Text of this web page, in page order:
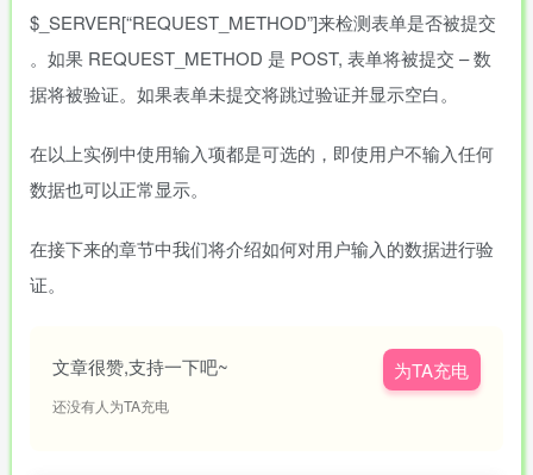
$_SERVER[“REQUEST_METHOD”]来检测表单是否被提交
。如果 REQUEST_METHOD 是 POST, 表单将被提交 – 数
据将被验证。如果表单未提交将跳过验证并显示空白。
在以上实例中使用输入项都是可选的，即使用户不输入任何
数据也可以正常显示。
在接下来的章节中我们将介绍如何对用户输入的数据进行验
证。
文章很赞,支持一下吧~
还没有人为TA充电
为TA充电